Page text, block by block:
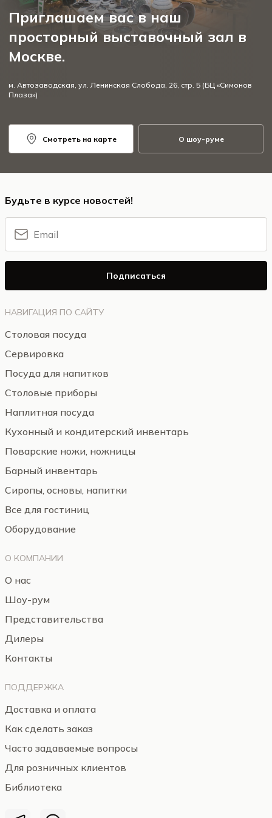
Приглашаем вас в наш
просторный выставочный зал в
Москве.
м. Автозаводская, ул. Ленинская Слобода, 26, стр. 5 (БЦ «Симонов
Плаза»)
Смотреть на карте О шоу-руме
НАВИГАЦИЯ ПО САЙТУ
Столовая посуда
Сервировка
Посуда для напитков
Столовые приборы
Наплитная посуда
Кухонный и кондитерский инвентарь
Поварские ножи, ножницы
Барный инвентарь
Сиропы, основы, напитки
Все для гостиниц
Оборудование
О КОМПАНИИ
О нас
Шоу-рум
Представительства
Дилеры
Контакты
ПОДДЕРЖКА
Доставка и оплата
Как сделать заказ
Часто задаваемые вопросы
Для розничных клиентов
Библиотека
Будьте в курсе новостей!
Подписаться